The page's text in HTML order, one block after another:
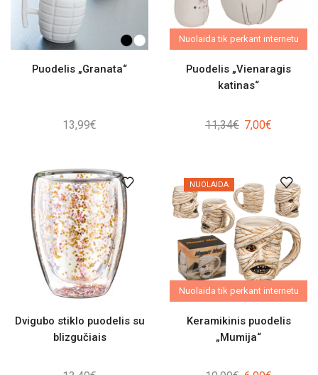
Puodelis „Granata“
13,99€
Nuolaida tik perkant internetu
Puodelis „Vienaragis
katinas“
11,34€ Original
7,00€
7,00€.
Dvigubo stiklo puodelis su
blizgučiais
NUOLAIDA
Nuolaida tik perkant internetu
Keramikinis puodelis
„Mumija“